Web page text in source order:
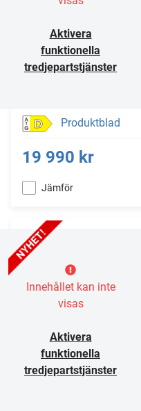
Aktivera
funktionella
tredjepartstjänster
D Produktblad
19 990 kr
Jämför
Innehållet kan inte
visas
Aktivera
funktionella
tredjepartstjänster